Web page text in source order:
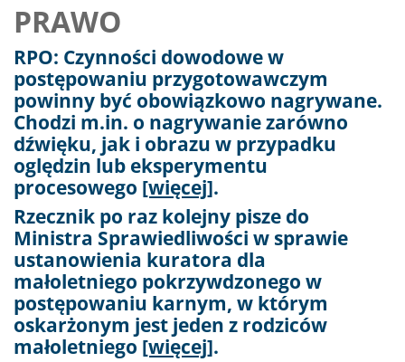
PRAWO
RPO: Czynności dowodowe w
postępowaniu przygotowawczym
powinny być obowiązkowo nagrywane.
Chodzi m.in. o nagrywanie zarówno
dźwięku, jak i obrazu w przypadku
oględzin lub eksperymentu
procesowego [więcej].
Rzecznik po raz kolejny pisze do
Ministra Sprawiedliwości w sprawie
ustanowienia kuratora dla
małoletniego pokrzywdzonego w
postępowaniu karnym, w którym
oskarżonym jest jeden z rodziców
małoletniego [więcej].